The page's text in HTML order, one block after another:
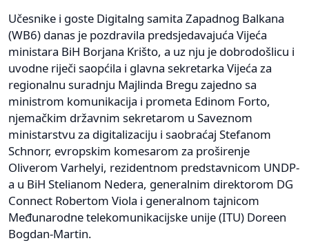
Učesnike i goste Digitalng samita Zapadnog Balkana
(WB6) danas je pozdravila predsjedavajuća Vijeća
ministara BiH Borjana Krišto, a uz nju je dobrodošlicu i
uvodne riječi saopćila i glavna sekretarka Vijeća za
regionalnu suradnju Majlinda Bregu zajedno sa
ministrom komunikacija i prometa Edinom Forto,
njemačkim državnim sekretarom u Saveznom
ministarstvu za digitalizaciju i saobraćaj Stefanom
Schnorr, evropskim komesarom za proširenje
Oliverom Varhelyi, rezidentnom predstavnicom UNDP-
a u BiH Stelianom Nedera, generalnim direktorom DG
Connect Robertom Viola i generalnom tajnicom
Međunarodne telekomunikacijske unije (ITU) Doreen
Bogdan-Martin.